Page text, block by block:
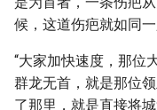
候，这道伤疤就如同
“大家加快速度，那位
群龙无首，就是那位
了那里，就是直接将